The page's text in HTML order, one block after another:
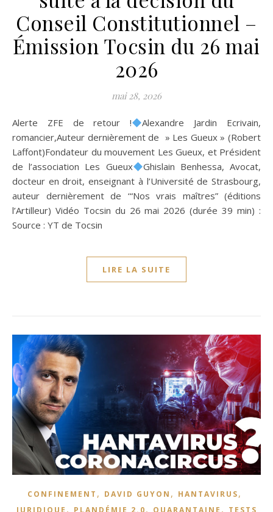
Conseil Constitutionnel –
Émission Tocsin du 26 mai
2026
mai 28, 2026
Alerte ZFE de retour !
Alexandre Jardin Ecrivain,
romancier,Auteur dernièrement de » Les Gueux » (Robert
Laffont)Fondateur du mouvement Les Gueux, et Président
de l’association Les Gueux
Ghislain Benhessa, Avocat,
docteur en droit, enseignant à l’Université de Strasbourg,
auteur dernièrement de ‘“Nos vrais maîtres” (éditions
l’Artilleur) Vidéo Tocsin du 26 mai 2026 (durée 39 min) :
Source : YT de Tocsin
LIRE LA SUITE
CONFINEMENT , DAVID GUYON , HANTAVIRUS,
JURIDIQUE , PLANDÉMIE 2.0, QUARANTAINE , TESTS